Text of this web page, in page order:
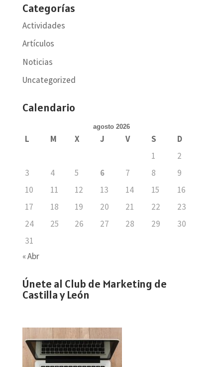
Categorías
Actividades
Artículos
Noticias
Uncategorized
Calendario
agosto 2026
L M X J V S
D
1
2
3
4 5 6 7 8
9
10
11 12 13 14 15
16
17
18 19 20 21 22
23
24
25 26 27 28 29
30
31
« Abr
Únete al Club de Marketing de
Castilla y León